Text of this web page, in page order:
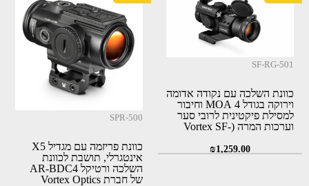
SF-RG-501
כוונת השלכה עם נקודה אדומה
וירוקה בגודל 4 MOA וחיבור
למסילת פיקטינית לרובי סער
וערכות המרה (Vortex SF-
₪1,259.00
SPR-500
כוונת פריזמה עם מגדיל X5
אינטגרלי, תושבת לכוונת
השלכה ורטיקל AR-BDC4
של חברת Vortex Optics